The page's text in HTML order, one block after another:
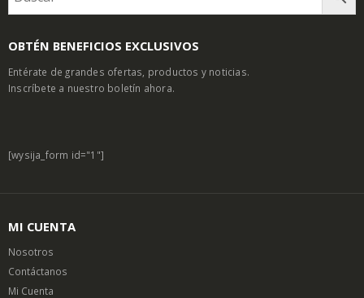
OBTÉN BENEFICIOS EXCLUSIVOS
Entérate de grandes ofertas, productos y noticias.
Inscríbete a nuestro boletín ahora.
[wysija_form id="1"]
MI CUENTA
Nosotros
Contáctanos
Mi Cuenta